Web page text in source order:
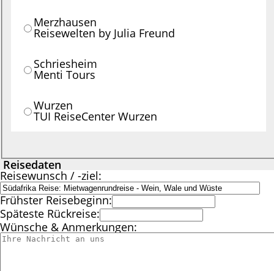
Merzhausen
Reisewelten by Julia Freund
Schriesheim
Menti Tours
Wurzen
TUI ReiseCenter Wurzen
Reisedaten
Reisewunsch / -ziel:
Frühster Reisebeginn:
Späteste Rückreise:
Wünsche & Anmerkungen: